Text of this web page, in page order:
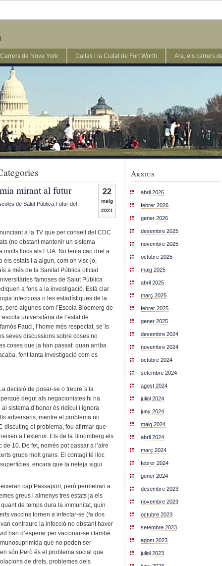
de Nova York Dallas i la Ciutat de Fort Worth Ara, els carrers
22
maig
2021
mirant al futur
de Salut Pública Futur del
a la TV que per consell del CDC
(no obstant mantenir un sistema
molts llocs als EUA. No tenia cap dret a
estats i a algun, com on visc jo,
a més de la Sanitat Pública oficial
famoses de Salut Pública
a fons a la investigació. Està clar
infecciosa o les estadístiques de la
però algunes com l’Escola Bloomerg de
universitària de l’estat de
Fauci, l’home més respectat, se´ls
seves discussions sobre coses no
coses que ja han passat: quan arriba
fent tanta investigació com es
decisió de posar-se o treure´s la
degut als negacionistes hi ha
sistema d’honor és ridícul i ignora
adversaris, mentre el problema no
discuting el problema, fou afirmar que
a l’exterior. Els de la Bloomberg els
10. De fet, només pot passar a l’aire
grups molt grans. El contagi té lloc
encara que la neteja sigui
cap Passaport, però permetran a
greus i almenys tres estats ja els
de temps dura la immunitat, quin
vaccins tornen a infectar-se (fa dos
contraure la infecció no obstant haver
han d’esperar per vaccinar-se i també
que no poden ser
són.Però és el problema social que
de drets, problemes dels
Arxius
abril 2026
febrer 2026
gener 2026
desembre 2025
novembre 2025
octubre 2025
maig 2025
abril 2025
març 2025
febrer 2025
gener 2025
desembre 2024
novembre 2024
octubre 2024
setembre 2024
agost 2024
juliol 2024
juny 2024
maig 2024
abril 2024
març 2024
febrer 2024
gener 2024
desembre 2023
novembre 2023
octubre 2023
setembre 2023
agost 2023
juliol 2023